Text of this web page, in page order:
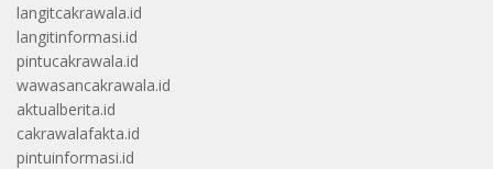
langitcakrawala.id
langitinformasi.id
pintucakrawala.id
wawasancakrawala.id
aktualberita.id
cakrawalafakta.id
pintuinformasi.id